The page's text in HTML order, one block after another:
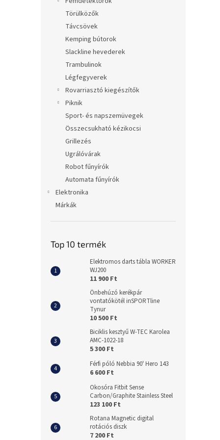
Törülközők
Távcsövek
Kemping bútorok
Slackline hevederek
Trambulinok
Légfegyverek
Rovarriasztó kiegészítők
Piknik
Sport- és napszemüvegek
Összecsukható kézikocsi
Grillezés
Ugrálóvárak
Robot fűnyírók
Automata fűnyírók
Elektronika
Márkák
Top 10 termék
Elektromos darts tábla WORKER
WJ200
11 900 Ft
Önbehúzó kerékpár
vontatókötél inSPORTline
Tynur
10 500 Ft
Biciklis kesztyű W-TEC Karolea
AMC-1022-18
5 300 Ft
Férfi póló Nebbia 90' Hero 143
6 600 Ft
Okosóra Fitbit Sense
Carbon/Graphite Stainless Steel
123 100 Ft
Rotana Magnetic digital
rotációs diszk
7 200 Ft